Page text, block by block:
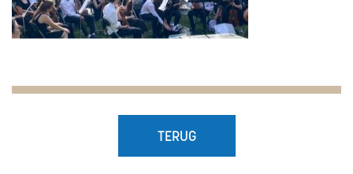
TERUG